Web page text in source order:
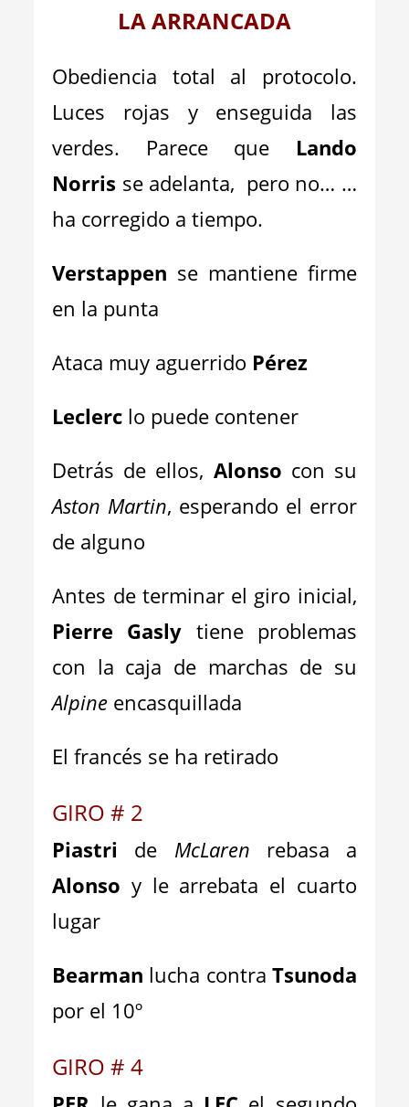
LA ARRANCADA
Obediencia total al protocolo.
Luces rojas y enseguida las
verdes. Parece que Lando
Norris se adelanta, pero no… …
ha corregido a tiempo.
Verstappen se mantiene firme
en la punta
Ataca muy aguerrido Pérez
Leclerc lo puede contener
Detrás de ellos, Alonso con su
Aston Martin, esperando el error
de alguno
Antes de terminar el giro inicial,
Pierre Gasly tiene problemas
con la caja de marchas de su
Alpine encasquillada
El francés se ha retirado
GIRO # 2
Piastri de McLaren rebasa a
Alonso y le arrebata el cuarto
lugar
Bearman lucha contra Tsunoda
por el 10º
GIRO # 4